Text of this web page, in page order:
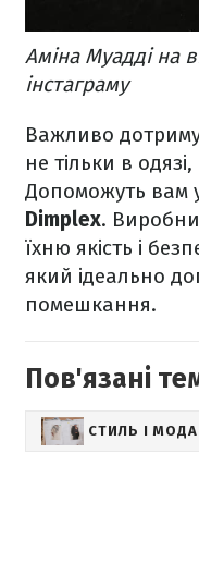
Аміна Муадді на
інстаграму
Важливо
не тільки в одязі,
Допоможуть вам
Dimplex.
їхню якість і
який ідеально
помешкання.
Пов'язані
СТИЛЬ І МОДА